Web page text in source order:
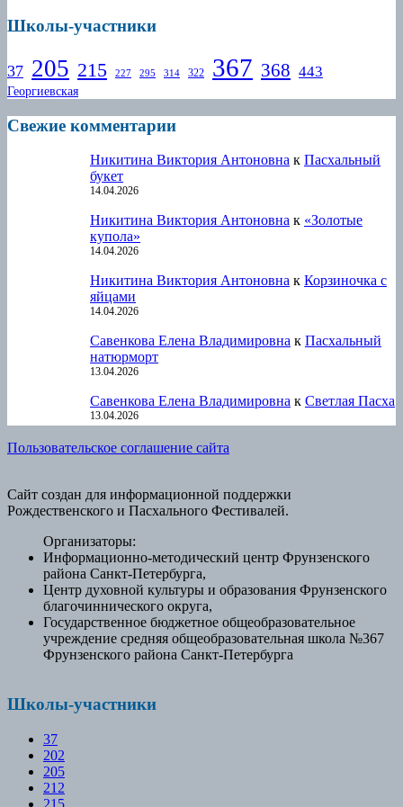
Школы-участники
37 205 215 227 295 314 322 367 368 443
Георгиевская
Свежие комментарии
Никитина Виктория Антоновна к Пасхальный
букет
14.04.2026
Никитина Виктория Антоновна к «Золотые
купола»
14.04.2026
Никитина Виктория Антоновна к Корзиночка с
яйцами
14.04.2026
Савенкова Елена Владимировна к Пасхальный
натюрморт
13.04.2026
Савенкова Елена Владимировна к Светлая Пасха
13.04.2026
Пользовательское соглашение сайта
Сайт создан для информационной поддержки
Рождественского и Пасхального Фестивалей.
Организаторы:
Информационно-методический центр Фрунзенского
района Санкт-Петербурга,
Центр духовной культуры и образования Фрунзенского
благочиннического округа,
Государственное бюджетное общеобразовательное
учреждение средняя общеобразовательная школа №367
Фрунзенского района Санкт-Петербурга
Школы-участники
37
202
205
212
215